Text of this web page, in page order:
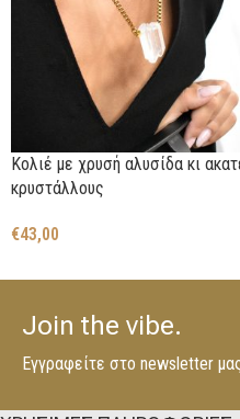
Κολιέ με χρυσή αλυσίδα κι
κρυστάλλους
€43,00
Join the vibe.
Εγγραφείτε στο newsletter